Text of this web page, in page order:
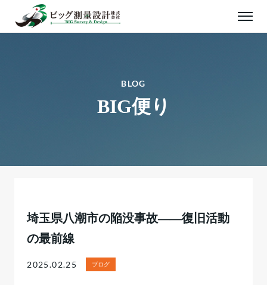
BLOG
BIG便り
埼玉県八潮市の陥没事故――復旧活動
の最前線
2025.02.25 ブログ